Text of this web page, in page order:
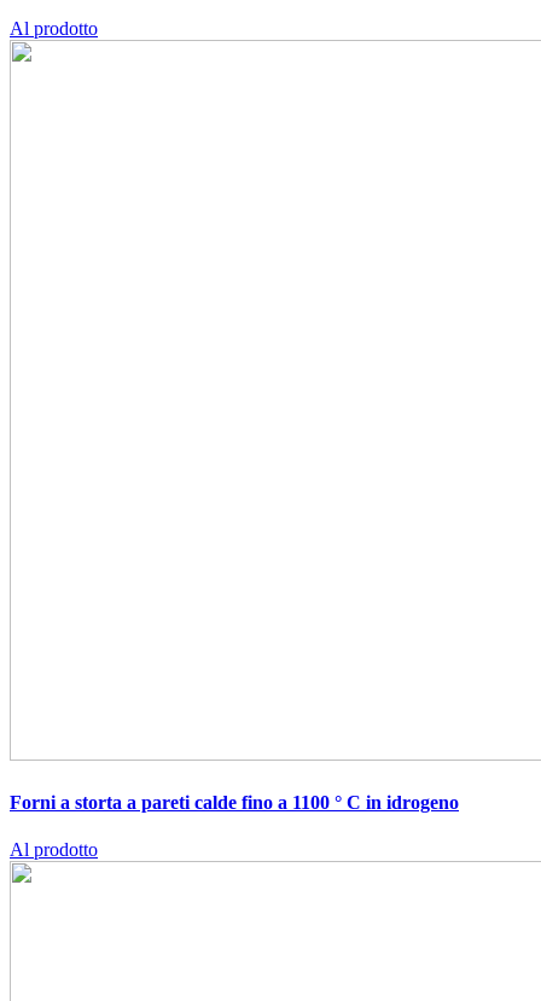
Al prodotto
Forni a storta a pareti calde fino a 1100 ° C in idrogeno
Al prodotto